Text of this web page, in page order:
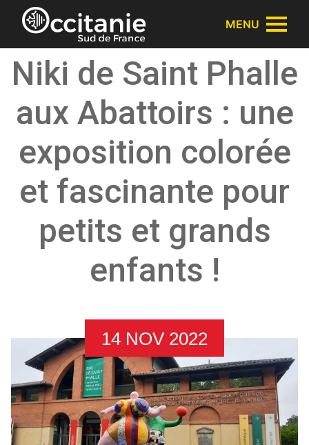
Panneau de gestion des cookies
MENU
Niki de Saint Phalle
aux Abattoirs : une
exposition colorée
et fascinante pour
petits et grands
enfants !
14 NOV 2022